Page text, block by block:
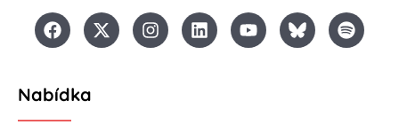
Nabídka